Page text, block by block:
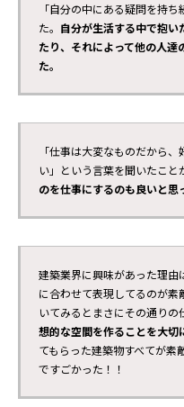
「自分の中にある疑問を持
た。 自分が生活する中で抱い
たり、それによって他の人達
た。
「仕事は大変なものだから
い」という言葉を聞いたこと
のを仕事にするのも良いと思
建築業界に興味があった理由
に合わせて表現してるのが
いてみるとまさにその通りの
想的な空間を作ることを大切
てもらった建築物すべてが素
ですごかった！！